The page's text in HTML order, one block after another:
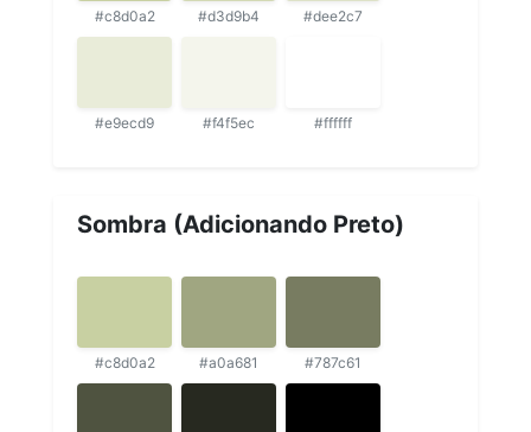
#c8d0a2 #d3d9b4 #dee2c7
#e9ecd9 #f4f5ec #ffffff
Sombra (Adicionando Preto)
#c8d0a2 #a0a681 #787c61